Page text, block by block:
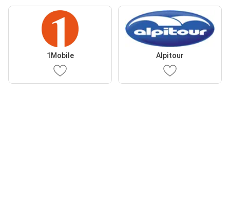
1Mobile Alpitour